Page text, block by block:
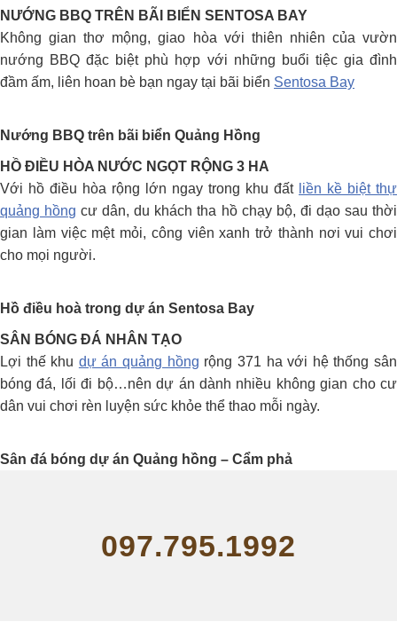
NƯỚNG BBQ TRÊN BÃI BIỂN SENTOSA BAY
Không gian thơ mộng, giao hòa với thiên nhiên của vườn
nướng BBQ đặc biệt phù hợp với những buổi tiệc gia đình
đầm ấm, liên hoan bè bạn ngay tại bãi biển Sentosa Bay
Nướng BBQ trên bãi biển Quảng Hồng
HỒ ĐIỀU HÒA NƯỚC NGỌT RỘNG 3 HA
Với hồ điều hòa rộng lớn ngay trong khu đất liền kề biệt thự
quảng hồng cư dân, du khách tha hồ chạy bộ, đi dạo sau thời
gian làm việc mệt mỏi, công viên xanh trở thành nơi vui chơi
cho mọi người.
Hồ điều hoà trong dự án Sentosa Bay
SÂN BÓNG ĐÁ NHÂN TẠO
Lợi thế khu dự án quảng hồng rộng 371 ha với hệ thống sân
bóng đá, lối đi bộ…nên dự án dành nhiều không gian cho cư
dân vui chơi rèn luyện sức khỏe thể thao mỗi ngày.
Sân đá bóng dự án Quảng hồng – Cẩm phả
097.795.1992